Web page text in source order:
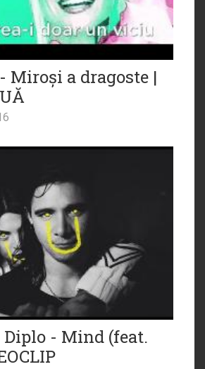
Miroși a dragoste |
- Mind (feat.